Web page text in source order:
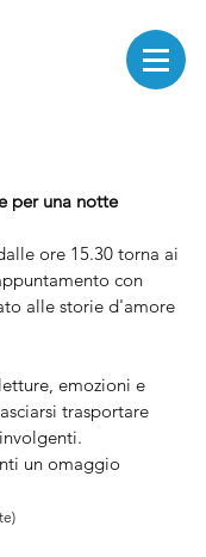
per una notte
ore 15.30 torna ai
con
alle storie d'amore
emozioni e
trasportare
un omaggio